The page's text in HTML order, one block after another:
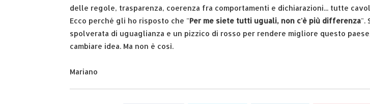
delle regole, trasparenza, coerenza fra comportamenti e dichiarazioni... tutte
Ecco perché gli ho risposto che "Per me siete tutti uguali, non c'è più differenza".
spolverata di uguaglianza e un pizzico di rosso per rendere migliore questo
cambiare idea. Ma non è così.
Mariano